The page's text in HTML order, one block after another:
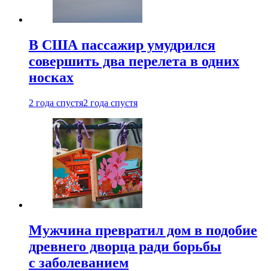
В США пассажир умудрился
совершить два перелета в одних
носках
2 года спустя2 года спустя
Мужчина превратил дом в подобие
древнего дворца ради борьбы
с заболеванием